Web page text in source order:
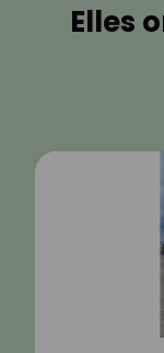
Elles